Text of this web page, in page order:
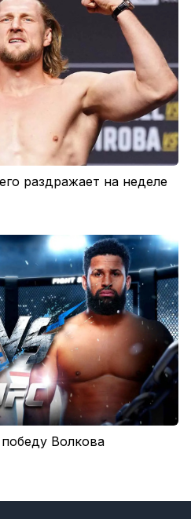
раздражает на неделе
Волкова